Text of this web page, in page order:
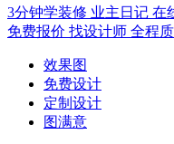
3分钟学装修 业主日记 在
免费报价 找设计师 全程
效果图
免费设计
定制设计
图满意